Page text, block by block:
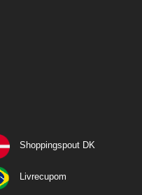
Shoppingspout DK
Livrecupom